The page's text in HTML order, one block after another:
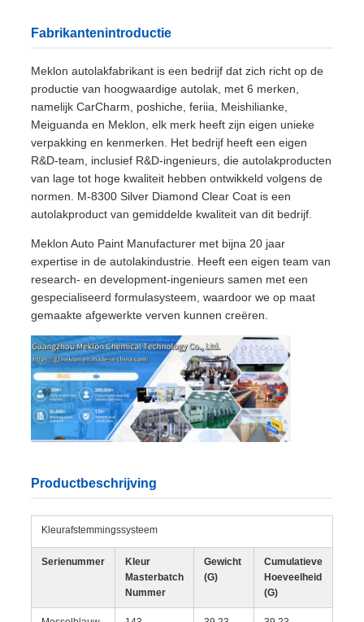
Fabrikantenintroductie
Meklon autolakfabrikant is een bedrijf dat zich richt op de
productie van hoogwaardige autolak, met 6 merken,
namelijk CarCharm, poshiche, feriia, Meishilianke,
Meiguanda en Meklon, elk merk heeft zijn eigen unieke
verpakking en kenmerken. Het bedrijf heeft een eigen
R&D-team, inclusief R&D-ingenieurs, die autolakproducten
van lage tot hoge kwaliteit hebben ontwikkeld volgens de
normen. M-8300 Silver Diamond Clear Coat is een
autolakproduct van gemiddelde kwaliteit van dit bedrijf.
Meklon Auto Paint Manufacturer met bijna 20 jaar
expertise in de autolakindustrie. Heeft een eigen team van
research- en development-ingenieurs samen met een
gespecialiseerd formulasysteem, waardoor we op maat
gemaakte afgewerkte verven kunnen creëren.
Productbeschrijving
Kleurafstemmingssysteem
Serienummer
Kleur
Masterbatch
Nummer
Gewicht
(G)
Cumulatieve
Hoeveelheid
(G)